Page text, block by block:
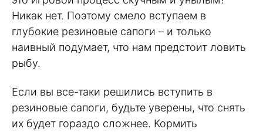
Никак нет. Поэтому смело вступаем в
глубокие резиновые сапоги – и только
наивный подумает, что нам предстоит ловить
рыбу.
Если вы все-таки решились вступить в
резиновые сапоги, будьте уверены, что снять
их будет гораздо сложнее. Кормить